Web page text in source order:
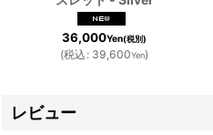
36,000Yen(税別)
(税込 : 39,600Yen)
レビュー